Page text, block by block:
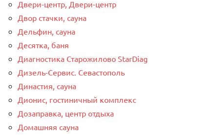
Двери-центр, Двери-центр
Двор стачки, сауна
Дельфин, сауна
Десятка, баня
Диагностика Старожилово StarDiag
Дизель-Сервис. Севастополь
Династия, сауна
Дионис, гостиничный комплекс
Дозаправка, центр отдыха
Домашняя сауна